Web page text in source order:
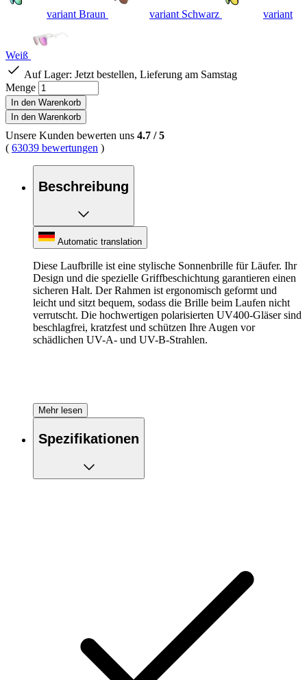
variant Braun variant Schwarz variant
Weiß
Auf Lager: Jetzt bestellen, Lieferung am Samstag
Menge
In den Warenkorb
In den Warenkorb
Unsere Kunden bewerten uns 4.7 /5
( 63039 bewertungen )
Beschreibung
Automatic translation
Diese Laufbrille ist eine stylische Sonnenbrille für Läufer. Ihr
Design und die spezielle Griffbeschichtung garantieren einen
sicheren Halt. Der Rahmen ist ergonomisch geformt und
leicht und sitzt bequem, sodass die Brille beim Laufen nicht
verrutscht. Die hochwertigen polarisierten UV400-Gläser sind
beschlagfrei, kratzfest und schützen Ihre Augen vor
schädlichen UV-A- und UV-B-Strahlen.
Mehr lesen
Spezifikationen